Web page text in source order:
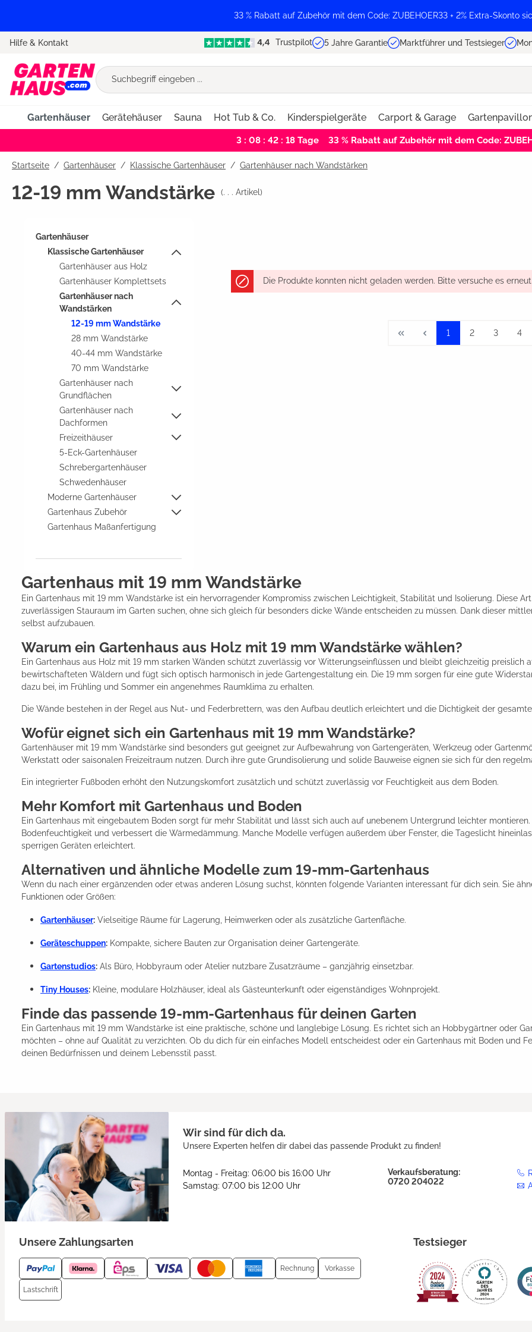
33 % Rabatt auf Zubehör mit dem Code: ZUBEHOER33 + 2% Extra-Skonto
Hilfe & Kontakt Trustpilot 5 Jahre Garantie Marktführer und Testsieger
Gartenhäuser Gerätehäuser Sauna Hot Tub & Co. Kinderspielgeräte Carport & Garage
3 : 08 : 42 : 18Tage 33 % Rabatt auf Zubehör mit dem Code:
Startseite Gartenhäuser / Klassische Gartenhäuser / Gartenhäuser nach Wandstärken
12-19 mm Wandstärke (. . . Artikel)
Gartenhäuser
Klassische Gartenhäuser
Gartenhäuser aus Holz
Gartenhäuser Komplettsets
Gartenhäuser nach
Wandstärken
12-19 mm Wandstärke
28 mm Wandstärke
40-44 mm Wandstärke
70 mm Wandstärke
Gartenhäuser nach
Grundflächen
Gartenhäuser nach
Dachformen
Freizeithäuser
5-Eck-Gartenhäuser
Schrebergartenhäuser
Schwedenhäuser
Moderne Gartenhäuser
Gartenhaus Zubehör
Gartenhaus Maßanfertigung
Die Produkte konnten nicht geladen werden. Bitte versuche es
1 2 3 4
Gartenhaus mit 19 mm Wandstärke
Ein Gartenhaus mit 19 mm Wandstärke ist ein hervorragender Kompromiss zwischen Leichtigkeit, Stabilität und Isolierung. Diese
zuverlässigen Stauraum im Garten suchen, ohne sich gleich für besonders dicke Wände entscheiden zu müssen. Dank dieser
selbst aufzubauen.
Warum ein Gartenhaus aus Holz mit 19 mm Wandstärke wählen?
Ein Gartenhaus aus Holz mit 19 mm starken Wänden schützt zuverlässig vor Witterungseinflüssen und bleibt gleichzeitig
bewirtschafteten Wäldern und fügt sich optisch harmonisch in jede Gartengestaltung ein. Die 19 mm sorgen für eine gute
dazu bei, im Frühling und Sommer ein angenehmes Raumklima zu erhalten.
Die Wände bestehen in der Regel aus Nut- und Federbrettern, was den Aufbau deutlich erleichtert und die Dichtigkeit der
Wofür eignet sich ein Gartenhaus mit 19 mm Wandstärke?
Gartenhäuser mit 19 mm Wandstärke sind besonders gut geeignet zur Aufbewahrung von Gartengeräten, Werkzeug oder
Werkstatt oder saisonalen Freizeitraum nutzen. Durch ihre gute Grundisolierung und solide Bauweise eignen sie sich für den
Ein integrierter Fußboden erhöht den Nutzungskomfort zusätzlich und schützt zuverlässig vor Feuchtigkeit aus dem Boden.
Mehr Komfort mit Gartenhaus und Boden
Ein Gartenhaus mit eingebautem Boden sorgt für mehr Stabilität und lässt sich auch auf unebenem Untergrund leichter
Bodenfeuchtigkeit und verbessert die Wärmedämmung. Manche Modelle verfügen außerdem über Fenster, die Tageslicht
sperrigen Geräten erleichtert.
Alternativen und ähnliche Modelle zum 19-mm-Gartenhaus
Wenn du nach einer ergänzenden oder etwas anderen Lösung suchst, könnten folgende Varianten interessant für dich sein. Sie
Funktionen oder Größen:
Gartenhäuser: Vielseitige Räume für Lagerung, Heimwerken oder als zusätzliche Gartenfläche.
Geräteschuppen: Kompakte, sichere Bauten zur Organisation deiner Gartengeräte.
Gartenstudios: Als Büro, Hobbyraum oder Atelier nutzbare Zusatzräume – ganzjährig einsetzbar.
Tiny Houses: Kleine, modulare Holzhäuser, ideal als Gästeunterkunft oder eigenständiges Wohnprojekt.
Finde das passende 19-mm-Gartenhaus für deinen Garten
Ein Gartenhaus mit 19 mm Wandstärke ist eine praktische, schöne und langlebige Lösung. Es richtet sich an Hobbygärtner oder
möchten – ohne auf Qualität zu verzichten. Ob du dich für ein einfaches Modell entscheidest oder ein Gartenhaus mit Boden und
deinen Bedürfnissen und deinem Lebensstil passt.
Wir sind für dich da.
Unsere Experten helfen dir dabei das passende Produkt zu finden!
Montag - Freitag: 06:00 bis 16:00 Uhr
Samstag: 07:00 bis 12:00 Uhr
Verkaufsberatung:
0720 204022
Unsere Zahlungsarten
Rechnung Vorkasse
Lastschrift
Testsieger